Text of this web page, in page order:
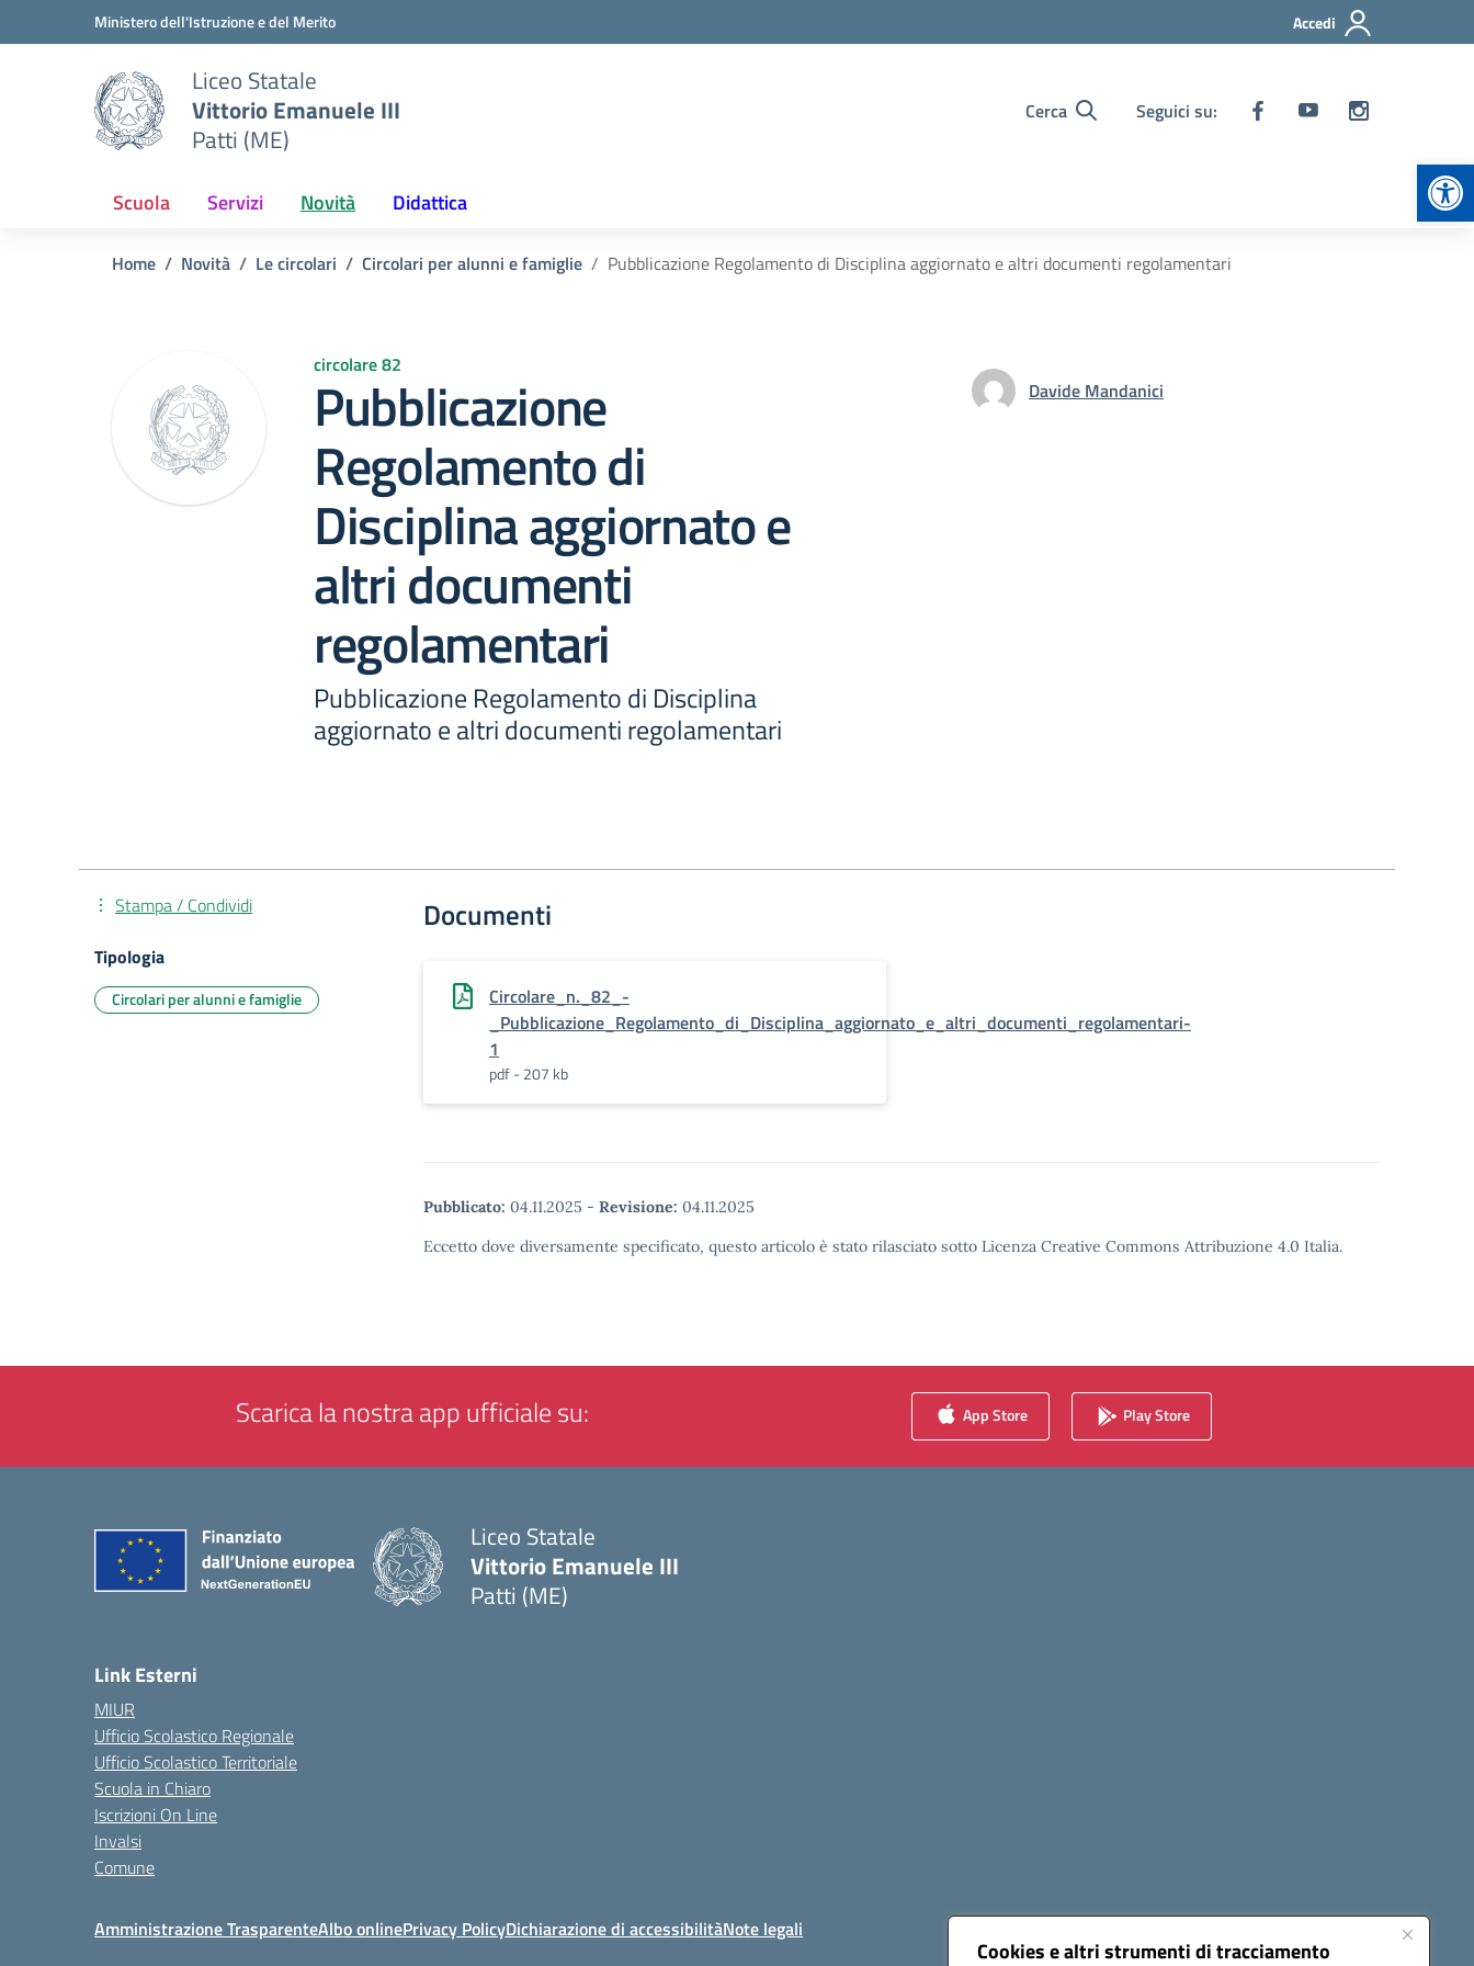
Cookies e altri strumenti di tracciamento
Vai ai contenuti
Vai al menu di navigazioneMinistero dell'Istruzione e del Merito Accedi
Liceo Statale
Vittorio Emanuele III
Patti (ME)
Cerca Seguici su:
Scuola Servizi Novità Didattica
Home Novità Le circolari Circolari per alunni e famiglie Pubblicazione Regolamento di Disciplina aggiornato e altri documenti regolamentari
circolare 82
Pubblicazione
Regolamento di
Disciplina aggiornato e
altri documenti
regolamentari
Pubblicazione Regolamento di Disciplina
aggiornato e altri documenti regolamentari
Davide Mandanici
Documenti
Circolare_n._82_-
_Pubblicazione_Regolamento_di_Disciplina_aggiornato_e_altri_documenti_regolamentari-
1
pdf - 207 kb
Pubblicato: 04.11.2025 - Revisione: 04.11.2025
Eccetto dove diversamente specificato, questo articolo è stato rilasciato sotto Licenza Creative Commons Attribuzione 4.0 Italia.
Stampa / Condividi
Tipologia
Circolari per alunni e famiglie
Scarica la nostra app ufficiale su: App Store Play Store
Liceo Statale
Vittorio Emanuele III
Patti (ME)
Link Esterni
MIUR
Ufficio Scolastico Regionale
Ufficio Scolastico Territoriale
Scuola in Chiaro
Iscrizioni On Line
Invalsi
Comune
Amministrazione TrasparenteAlbo onlinePrivacy PolicyDichiarazione di accessibilitàNote legali Seguici su: